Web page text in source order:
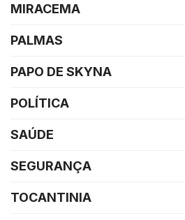
MIRACEMA
PALMAS
PAPO DE SKYNA
POLÍTICA
SAÚDE
SEGURANÇA
TOCANTINIA